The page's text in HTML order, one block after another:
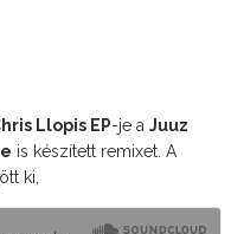
Llopis EP-je a Juuz
is készített remixet. A
ki,